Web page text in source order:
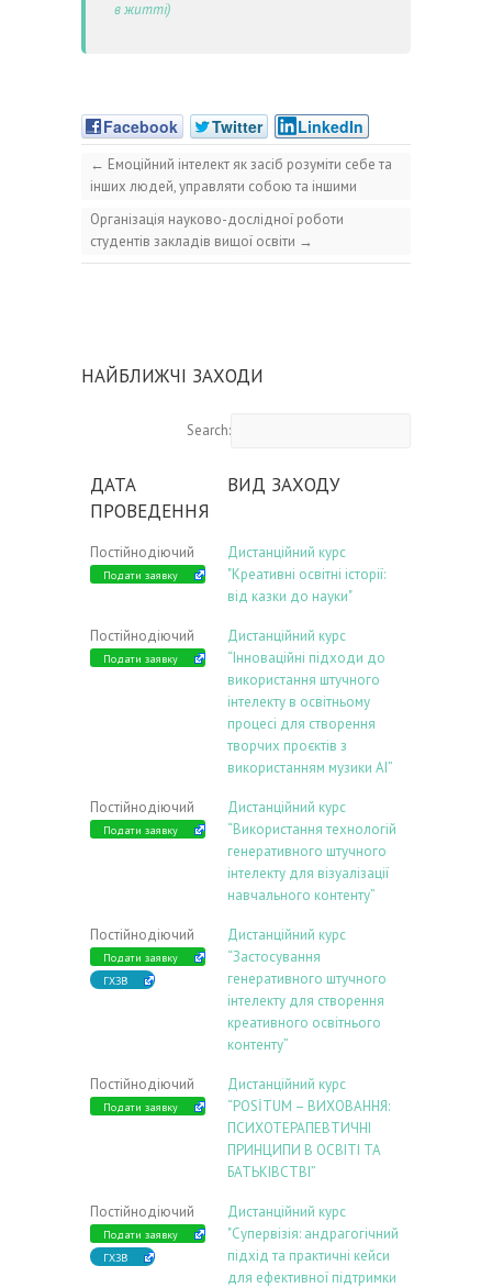
в житті)
Facebook Twitter LinkedIn
← Емоційний інтелект як засіб розуміти себе та
інших людей, управляти собою та іншими
Організація науково-дослідної роботи
студентів закладів вищої освіти →
НАЙБЛИЖЧІ ЗАХОДИ
Search:
ДАТА
ПРОВЕДЕННЯ
ВИД ЗАХОДУ
Постійнодіючий
Подати заявку
Дистанційний курс
"Креативні освітні історії:
від казки до науки"
Постійнодіючий
Подати заявку
Дистанційний курс
“Інноваційні підходи до
використання штучного
інтелекту в освітньому
процесі для створення
творчих проєктів з
використанням музики АІ”
Постійнодіючий
Подати заявку
Дистанційний курс
“Використання технологій
генеративного штучного
інтелекту для візуалізації
навчального контенту”
Постійнодіючий
Подати заявку
ГХЗВ
Дистанційний курс
“Застосування
генеративного штучного
інтелекту для створення
креативного освітнього
контенту”
Постійнодіючий
Подати заявку
Дистанційний курс
“POSİTUM – ВИХОВАННЯ:
ПСИХОТЕРАПЕВТИЧНІ
ПРИНЦИПИ В ОСВІТІ ТА
БАТЬКІВСТВІ”
Постійнодіючий
Подати заявку
ГХЗВ
Дистанційний курс
"Супервізія: андрагогічний
підхід та практичні кейси
для ефективної підтримки